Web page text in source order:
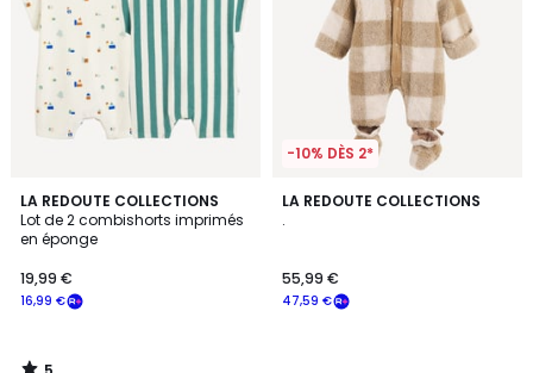
LA REDOUTE COLLECTIONS
Lot de 2 combishorts imprimés
en éponge
16,99 €
19,99 €
5
/
5
-10% DÈS 2*
LA REDOUTE COLLECTIONS
.
47,59 €
55,99 €